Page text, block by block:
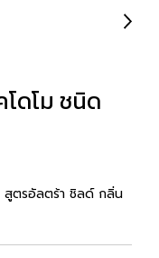
โดโม ชนิด
สูตรอัลตร้า ชิลด์ กลิ่น